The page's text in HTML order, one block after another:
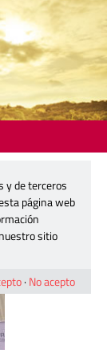
y de terceros
página web
sitio
· No acepto